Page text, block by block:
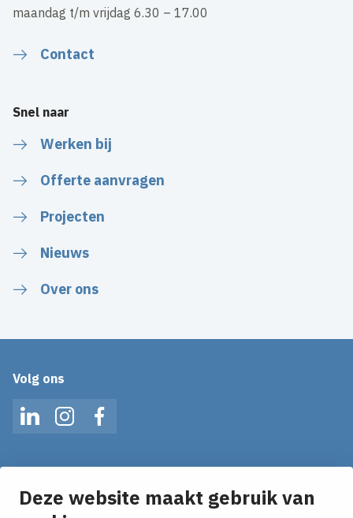
Deze website maakt gebruik van
maandag t/m vrijdag 6.30 – 17.00
Contact
Snel naar
Werken bij
Offerte aanvragen
Projecten
Nieuws
Over ons
Volg ons
LinkedInInstagramFacebook
Ontvang onze nieuws alerts in je mailbox!